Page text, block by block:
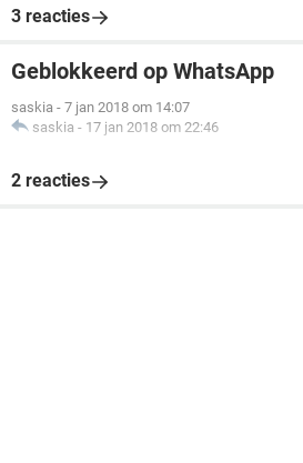
3 reacties
Geblokkeerd op WhatsApp
saskia - 7 jan 2018 om 14:07
saskia - 17 jan 2018 om 22:46
2 reacties